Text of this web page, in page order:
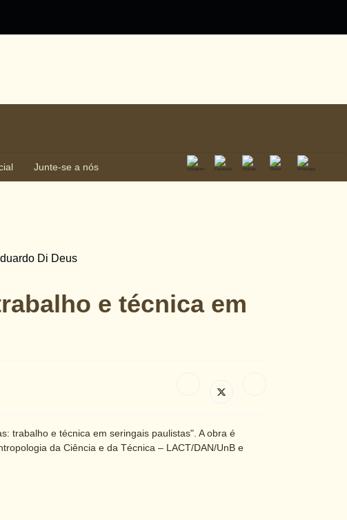
Junte-se a nós
e técnica em
trabalho e técnica em seringais paulistas". A obra é
da Ciência e da Técnica – LACT/DAN/UnB e